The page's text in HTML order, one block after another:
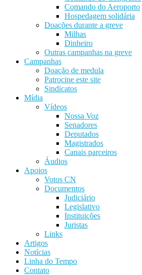
Comando do Aeroporto
Hospedagem solidária
Doações durante a greve
Milhas
Dinheiro
Outras campanhas na greve
Campanhas
Doação de medula
Patrocine este site
Sindicatos
Mídia
Vídeos
Nossa Voz
Senadores
Deputados
Magistrados
Canais parceiros
Áudios
Apoios
Votos CN
Documentos
Judiciário
Legislativo
Instituições
Juristas
Links
Artigos
Notícias
Linha do Tempo
Contato